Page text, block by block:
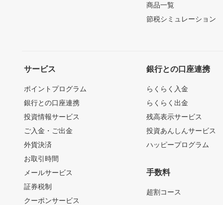
商品一覧
節税シミュレーション
サービス
ポイントプログラム
銀行との口座連携
投資情報サービス
ご入金・ご出金
外貨決済
お取引時間
メールサービス
証券税制
クーポンサービス
銀行との口座連携
らくらく入金
らくらく出金
残高表示サービス
投資あんしんサービス
ハッピープログラム
手数料
超割コース